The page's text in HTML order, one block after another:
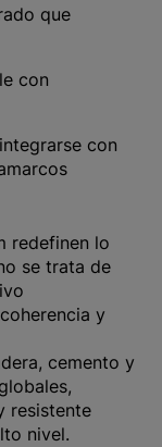
que
con
con
redefinen lo
se trata de
y
cemento y
resistente
nivel.